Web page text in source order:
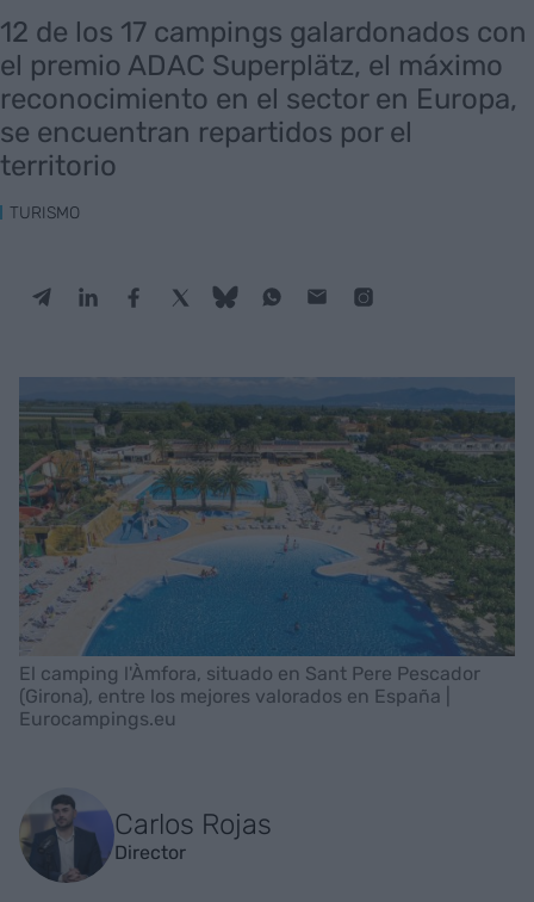
12 de los 17 campings galardonados con
el premio ADAC Superplätz, el máximo
reconocimiento en el sector en Europa,
se encuentran repartidos por el
territorio
TURISMO
El camping l'Àmfora, situado en Sant Pere Pescador
(Girona), entre los mejores valorados en España |
Eurocampings.eu
Carlos Rojas
Director